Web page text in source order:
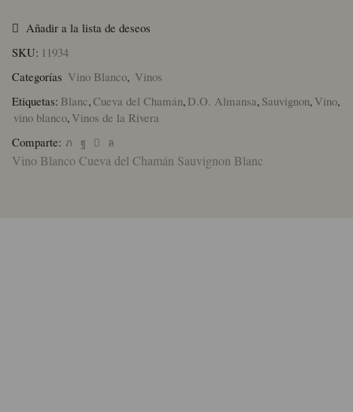
del
Chamán
Sauvignon
Blanc
Añadir a la lista de deseos
SKU: 11934
Categorías Vino Blanco, Vinos
Etiquetas: Blanc,Cueva del Chamán, D.O. Almansa, Sauvignon, Vino,
vino blanco, Vinos de la Rivera
Comparte:
Vino Blanco Cueva del Chamán Sauvignon Blanc